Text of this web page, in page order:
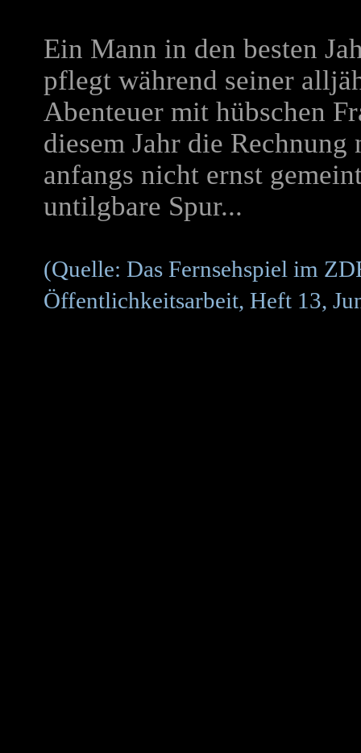
Ein Mann in den besten
pflegt während seiner
Abenteuer mit hübschen
diesem Jahr die
anfangs nicht ernst
untilgbare Spur...
(Quelle: Das Fernsehspiel im
Öffentlichkeitsarbeit, Heft 13,